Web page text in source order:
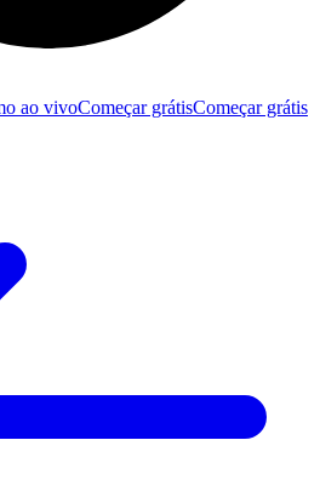
ao vivoComeçar grátisComeçar grátis